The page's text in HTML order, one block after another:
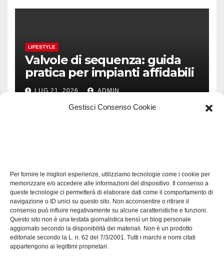
Gestisci Consenso Cookie
Per fornire le migliori esperienze, utilizziamo tecnologie come i cookie per
memorizzare e/o accedere alle informazioni del dispositivo. Il consenso a
queste tecnologie ci permetterà di elaborare dati come il comportamento di
navigazione o ID unici su questo sito. Non acconsentire o ritirare il
consenso può influire negativamente su alcune caratteristiche e funzioni.
Questo sito non è una testata giornalistica bensì un blog personale
aggiornato secondo la disponibilità dei materiali. Non è un prodotto
editoriale secondo la L. n. 62 del 7/3/2001. Tutti i marchi e nomi citati
appartengono ai legittimi proprietari.
LIFESTYLE
Valvole di sequenza: guida
pratica per impianti affidabili
LUG 21, 2026 ADMIN
Software manutenzioni:
guida pratica alla scelta
efficace
LUG 17, 2026 ADMIN